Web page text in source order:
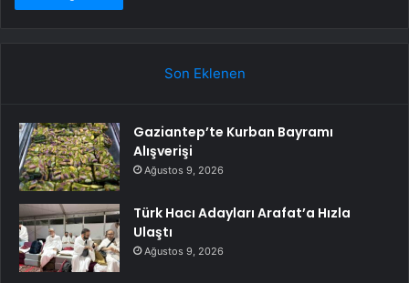
Son Eklenen
Gaziantep’te Kurban Bayramı
Alışverişi
Ağustos 9, 2026
Türk Hacı Adayları Arafat’a Hızla
Ulaştı
Ağustos 9, 2026